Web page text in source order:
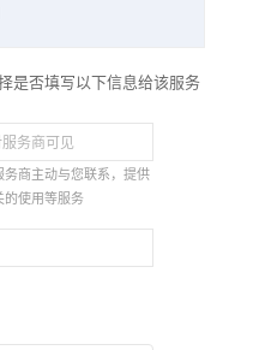
是否填写以下信息给该服务
商主动与您联系，提供
的使用等服务